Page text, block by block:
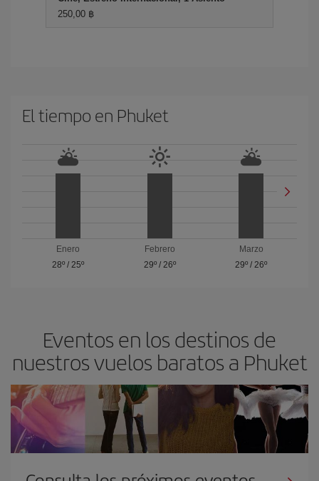
250,00 ฿
El tiempo en Phuket
Enero
28º/ 25º
Febrero
29º/ 26º
Marzo
29º /26º
Eventos en los destinos de
nuestros vuelos baratos a Phuket